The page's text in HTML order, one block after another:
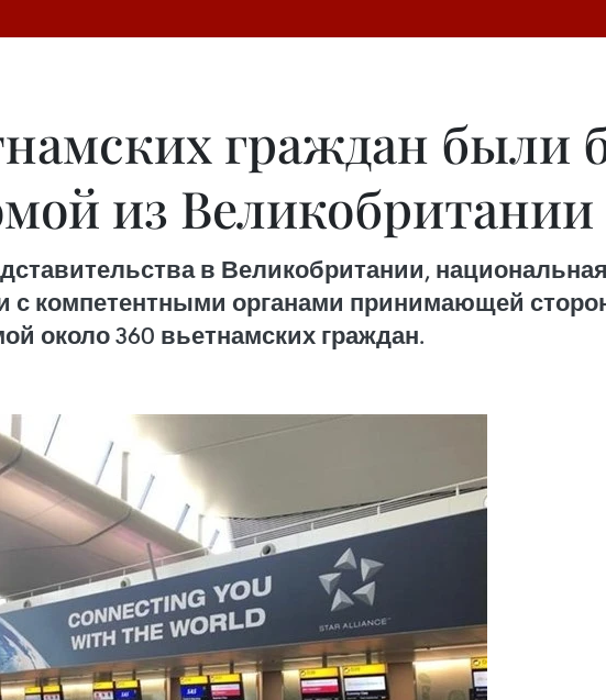
граждан были
из Великобритании
в Великобритании,
с компетентными органами принимающей
около 360 вьетнамских граждан.